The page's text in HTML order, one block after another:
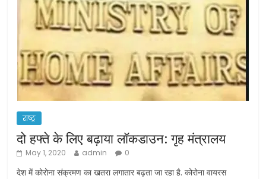
राष्ट्र
दो हफ्ते के लिए बढ़ाया लॉकडाउन: गृह मंत्रालय
May 1, 2020 admin 0
देश में कोरोना संक्रमण का खतरा लगातार बढ़ता जा रहा है. कोरोना वायरस